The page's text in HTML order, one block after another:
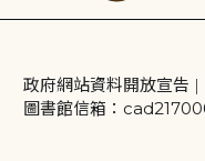
政府網站資料開放宣告 |
圖書館信箱：